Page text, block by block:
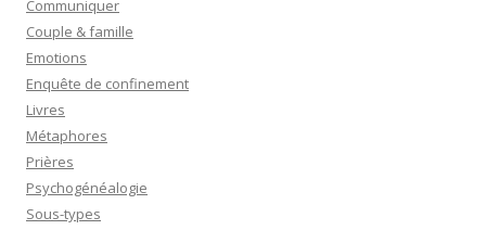
Communiquer
Couple & famille
Emotions
Enquête de confinement
Livres
Métaphores
Prières
Psychogénéalogie
Sous-types